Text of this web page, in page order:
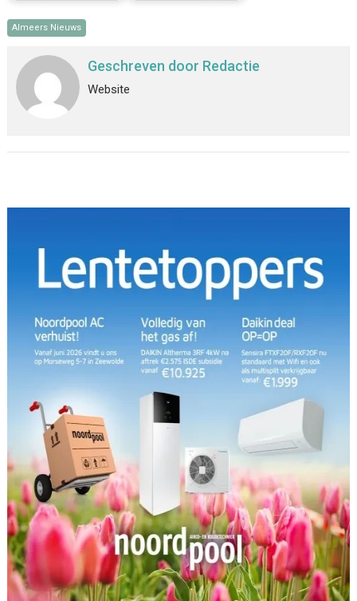
Almeers Nieuws
Geschreven door Redactie
Website